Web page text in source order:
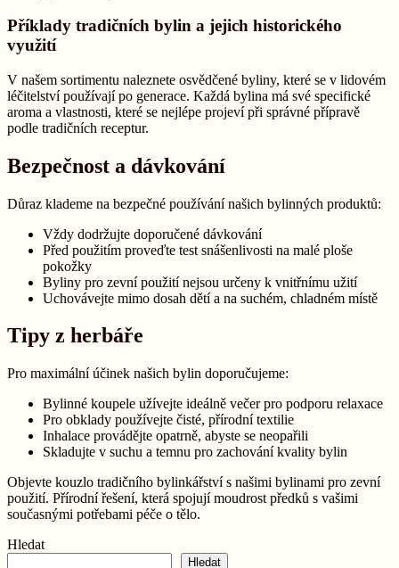
Příklady tradičních bylin a jejich historického
využití
V našem sortimentu naleznete osvědčené byliny, které se v lidovém
léčitelství používají po generace. Každá bylina má své specifické
aroma a vlastnosti, které se nejlépe projeví při správné přípravě
podle tradičních receptur.
Bezpečnost a dávkování
Důraz klademe na bezpečné používání našich bylinných produktů:
Vždy dodržujte doporučené dávkování
Před použitím proveďte test snášenlivosti na malé ploše
pokožky
Byliny pro zevní použití nejsou určeny k vnitřnímu užití
Uchovávejte mimo dosah dětí a na suchém, chladném místě
Tipy z herbáře
Pro maximální účinek našich bylin doporučujeme:
Bylinné koupele užívejte ideálně večer pro podporu relaxace
Pro obklady používejte čisté, přírodní textilie
Inhalace provádějte opatrně, abyste se neopařili
Skladujte v suchu a temnu pro zachování kvality bylin
Objevte kouzlo tradičního bylinkářství s našimi bylinami pro zevní
použití. Přírodní řešení, která spojují moudrost předků s vašimi
současnými potřebami péče o tělo.
Hledat
Hledat